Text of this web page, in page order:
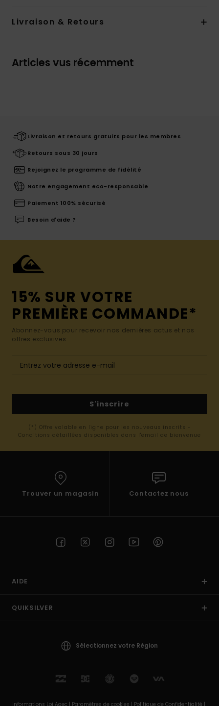
Livraison & Retours
Articles vus récemment
Livraison et retours gratuits pour les membres
Retours sous 30 jours
Rejoignez le programme de fidélité
Notre engagement eco-responsable
Paiement 100% sécurisé
Besoin d'aide ?
15% SUR VOTRE
PREMIÈRE COMMANDE*
Abonnez-vous pour recevoir nos dernières actus et nos
offres exclusives.
S'inscrire
(*) Offre valable en ligne pour les nouveaux inscrits -
Conditions détaillées disponibles dans l'email de bienvenue
Trouver un magasin Contactez nous
AIDE
QUIKSILVER
Sélectionnez votre Région
Informations Loi Agec | Paramètres de cookies | Politique de Confidentialité |